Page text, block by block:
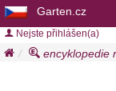
Garten.cz
Nejste přihlášen(a)
encyklopedie